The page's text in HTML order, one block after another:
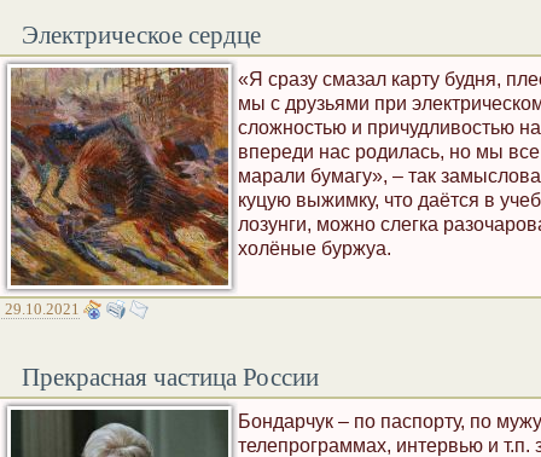
Электрическое сердце
«Я сразу смазал карту будня,
мы с друзьями при
сложностью и причудливостью
впереди нас родилась, но мы
марали бумагу», – так
куцую выжимку, что даётся в
лозунги, можно слегка
холёные буржуа.
29.10.2021
Прекрасная частица России
Бондарчук – по паспорту, по
телепрограммах, интервью и